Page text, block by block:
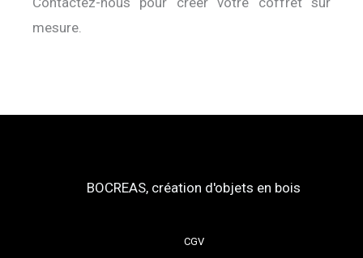
mesure.
BOCREAS, création d'objets en bois
CGV